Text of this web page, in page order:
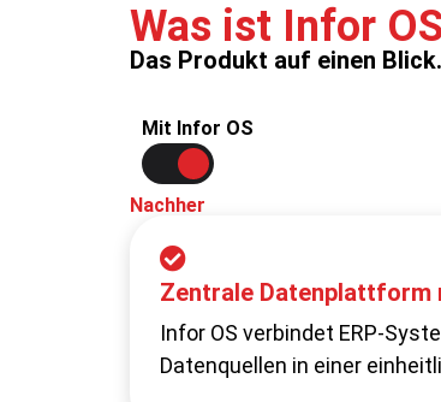
Was ist Infor
Das Produkt auf einen Blick.
Mit Infor OS
Vorher
Datensilos und fehlende
Unternehmensdaten sind
und Anwendungen verteilt.
Nachher
Zentrale Datenplattform
Infor OS verbindet ERP-
Datenquellen in einer